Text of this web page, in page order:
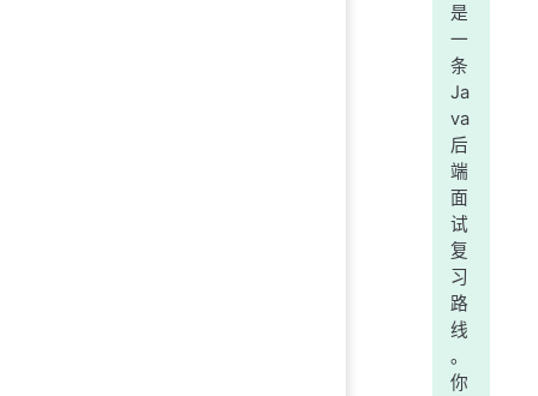
是
一
条
Ja
va
后
端
面
试
复
习
路
线
。
你